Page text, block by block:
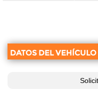
DATOS DEL VEHÍCULO